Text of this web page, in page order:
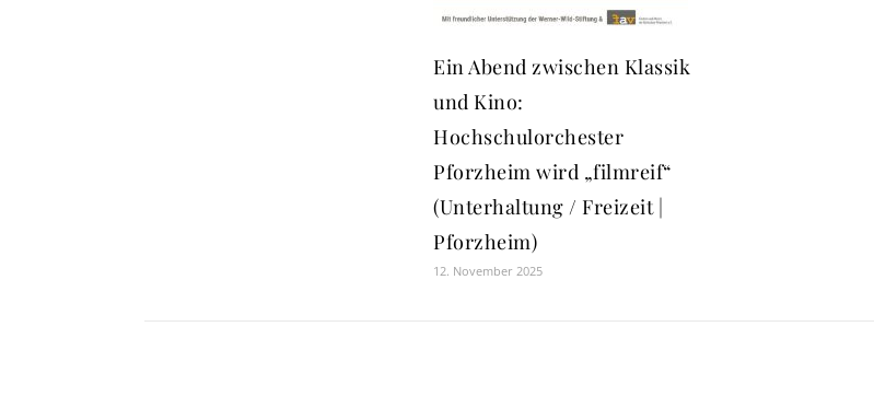
Ein Abend zwischen Klassik
und Kino:
Hochschulorchester
Pforzheim wird „filmreif“
(Unterhaltung / Freizeit |
Pforzheim)
12. November 2025